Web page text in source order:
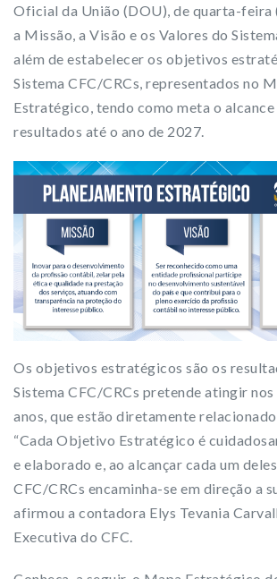
Oficial da União (DOU), de quarta-feira
a Missão, a Visão e os Valores do
além de estabelecer os objetivos
Sistema CFC/CRCs, representados no
Estratégico, tendo como meta o alcance
resultados até o ano de 2027.
Os objetivos estratégicos são os
Sistema CFC/CRCs pretende atingir
anos, que estão diretamente
“Cada Objetivo Estratégico é
e elaborado e, ao alcançar cada um
CFC/CRCs encaminha-se em direção a
afirmou a contadora Elys Tevania
Executiva do CFC.